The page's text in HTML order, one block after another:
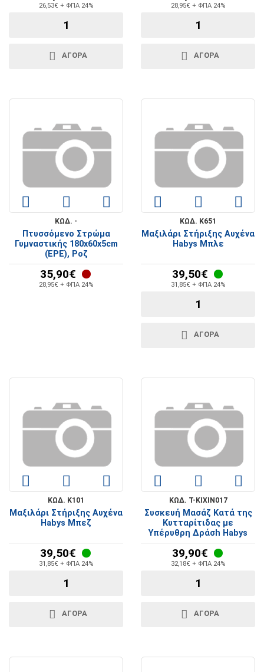
26,53€ + ΦΠΑ 24%
ΑΓΟΡΑ
28,95€ + ΦΠΑ 24%
ΑΓΟΡΑ
ΚΩΔ. -
Πτυσσόμενο Στρώμα
Γυμναστικής 180x60x5cm
(EPE), Ροζ
35,90€
28,95€ + ΦΠΑ 24%
ΚΩΔ. K651
Μαξιλάρι Στήριξης Αυχένα
Habys Μπλε
39,50€
31,85€ + ΦΠΑ 24%
ΑΓΟΡΑ
ΚΩΔ. K101
Μαξιλάρι Στήριξης Αυχένα
Habys Μπεζ
39,50€
31,85€ + ΦΠΑ 24%
ΑΓΟΡΑ
ΚΩΔ. T-KIXIN017
Συσκευή Μασάζ Κατά της
Κυτταρίτιδας με
Υπέρυθρη Δράσh Habys
39,90€
32,18€ + ΦΠΑ 24%
ΑΓΟΡΑ